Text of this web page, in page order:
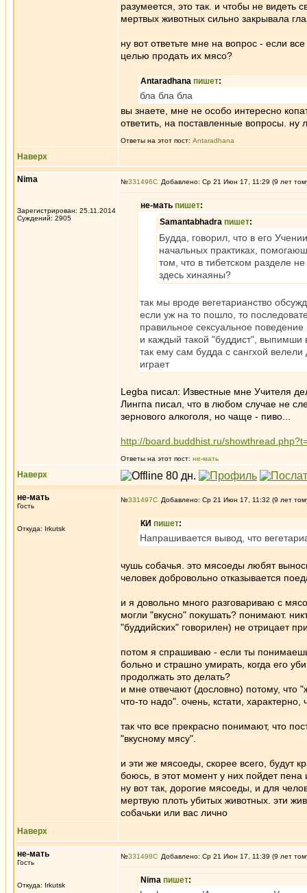
разумеется, это так. и чтобы не видеть
мертвых животных сильно закрывала
ну вот ответьте мне на вопрос - если
целью продать их мясо?
Antaradhana пишет:
бла бла бла
вы знаете, мне не особо интересно
ответить, на поставленные вопросы.
Ответы на этот пост: Antaradhana
Наверх
Nima
Зарегистрирован: 25.11.2014
Суждений: 2905
№331496 Добавлено: Ср 21 Июн 17, 11:29 (9 лет
не-мать пишет:
Samantabhadra пишет:
Будда, говорил, что в его
начальных практиках,
том, что в тибетском разделе
здесь хинаяны?
так мы вроде вегетарианство
если уж на то пошло, то
правильное сексуальное поведение
и каждый такой "буддист", выпимши
так ему сам будда с сангхой
играет
Legba писал: Известные мне Учителя
Лингпа писал, что в любом случае не
зернового алкоголя, но чаще - пиво...
http://board.buddhist.ru/
Ответы на этот пост: не-мать
Наверх
не-мать
Гость
Откуда: Irkutsk
№331497 Добавлено: Ср 21 Июн 17, 11:32 (9 лет
КИ пишет:
Напрашивается вывод, что
чушь собачья. это мясоеды любят
человек добровольно отказывается
и я довольно много разговариваю с
могли "вкусно" покушать? понимают.
"буддийских" говорилен) не отрицает
потом я спрашиваю - если ты
больно и страшно умирать, когда его
продолжать это делать?
и мне отвечают (дословно) потому, что
что-то надо". очень, кстати,
так что все прекрасно понимают, что
"вкусному мясу".
и эти же мясоеды, скорее всего, будут
боюсь, в этот момент у них пойдет пена
ну вот так, дорогие мясоеды, и для
мертвую плоть убитых животных. эти
собачьки или вас лично
Наверх
не-мать
Гость
Откуда: Irkutsk
№331498 Добавлено: Ср 21 Июн 17, 11:39 (9 лет
Nima пишет: